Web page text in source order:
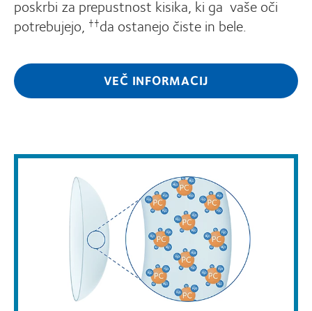
poskrbi za prepustnost kisika, ki ga vaše oči
potrebujejo, ††da ostanejo čiste in bele.
VEČ INFORMACIJ